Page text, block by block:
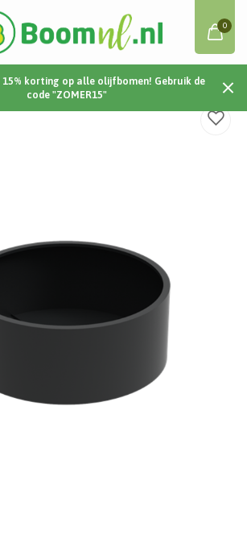
0
korting op alle olijfbomen! Gebruik de
code "ZOMER15"
/ Sydney | Aluminium | 150x60 cm